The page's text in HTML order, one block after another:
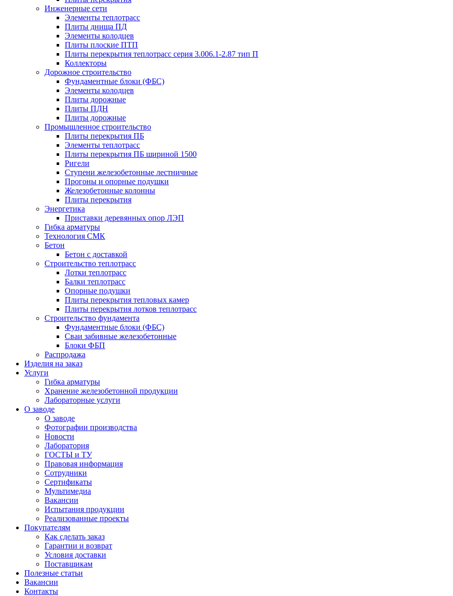
Инженерные сети
Элементы теплотрасс
Плиты днища ПД
Элементы колодцев
Плиты плоские ПТП
Плиты перекрытия теплотрасс серия 3.006.1-2.87 тип П
Коллекторы
Дорожное строительство
Фундаментные блоки (ФБС)
Элементы колодцев
Плиты дорожные
Плиты ПДН
Плиты дорожные
Промышленное строительство
Плиты перекрытия ПБ
Элементы теплотрасс
Плиты перекрытия ПБ шириной 1500
Ригели
Ступени железобетонные лестничные
Прогоны и опорные подушки
Железобетонные колонны
Плиты перекрытия
Энергетика
Приставки деревянных опор ЛЭП
Гибка арматуры
Технология СМК
Бетон
Бетон с доставкой
Строительство теплотрасс
Лотки теплотрасс
Балки теплотрасс
Опорные подушки
Плиты перекрытия тепловых камер
Плиты перекрытия лотков теплотрасс
Строительство фундамента
Фундаментные блоки (ФБС)
Сваи забивные железобетонные
Блоки ФБП
Распродажа
Изделия на заказ
Услуги
Гибка арматуры
Хранение железобетонной продукции
Лабораторные услуги
О заводе
О заводе
Фотографии производства
Новости
Лаборатория
ГОСТЫ и ТУ
Правовая информация
Сотрудники
Сертификаты
Мультимедиа
Вакансии
Испытания продукции
Реализованные проекты
Покупателям
Как сделать заказ
Гарантии и возврат
Условия доставки
Поставщикам
Полезные статьи
Вакансии
Контакты